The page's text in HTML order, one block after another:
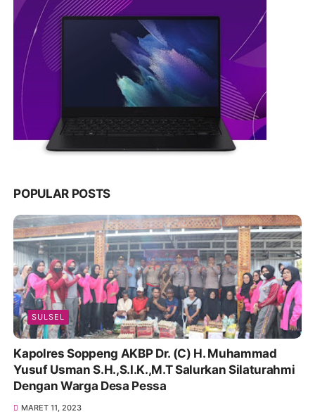
POPULAR POSTS
SULSEL
Kapolres Soppeng AKBP Dr. (C) H. Muhammad
Yusuf Usman S.H.,S.I.K.,M.T Salurkan Silaturahmi
Dengan Warga Desa Pessa
MARET 11, 2023